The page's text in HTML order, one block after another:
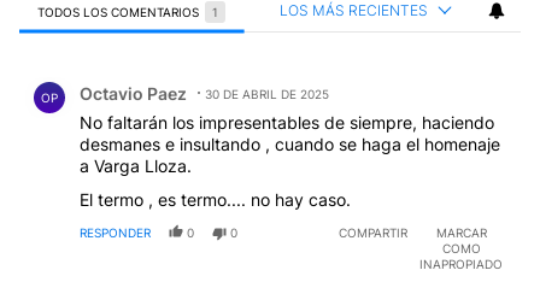
TODOS LOS COMENTARIOS 1 LOS MÁS RECIENTES
OP Octavio Paez 30 DE ABRIL DE 2025
No faltarán los impresentables de siempre, haciendo
desmanes e insultando , cuando se haga el homenaje
a Varga Lloza.
El termo , es termo.... no hay caso.
RESPONDER 0 0 COMPARTIR
MARCAR
COMO
INAPROPIADO